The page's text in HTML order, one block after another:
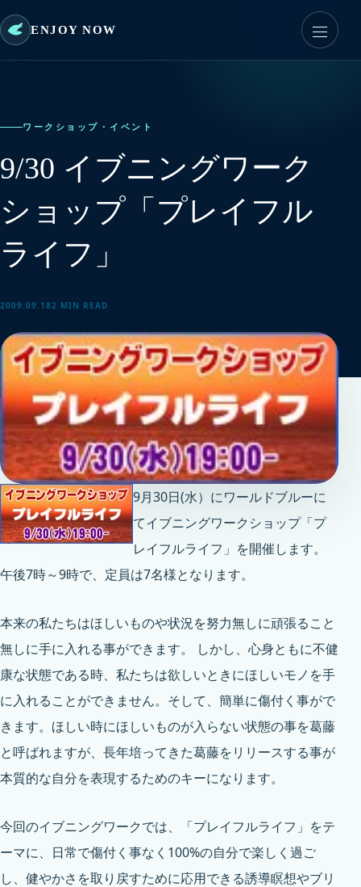
ENJOY NOW
ワークショップ・イベント
9/30 イブニングワーク
ショップ「プレイフル
ライフ」
2009.09.182 MIN READ
9月30日(水）にワールドブルーに
てイブニングワークショップ「プ
レイフルライフ」を開催します。
午後7時～9時で、定員は7名様となります。
本来の私たちはほしいものや状況を努力無しに頑張ること
無しに手に入れる事ができます。 しかし、心身ともに不健
康な状態である時、私たちは欲しいときにほしいモノを手
に入れることができません。そして、簡単に傷付く事がで
きます。ほしい時にほしいものが入らない状態の事を葛藤
と呼ばれますが、長年培ってきた葛藤をリリースする事が
本質的な自分を表現するためのキーになります。
今回のイブニングワークでは、「プレイフルライフ」をテ
ーマに、日常で傷付く事なく100%の自分で楽しく過ご
し、健やかさを取り戻すために応用できる誘導瞑想やブリ